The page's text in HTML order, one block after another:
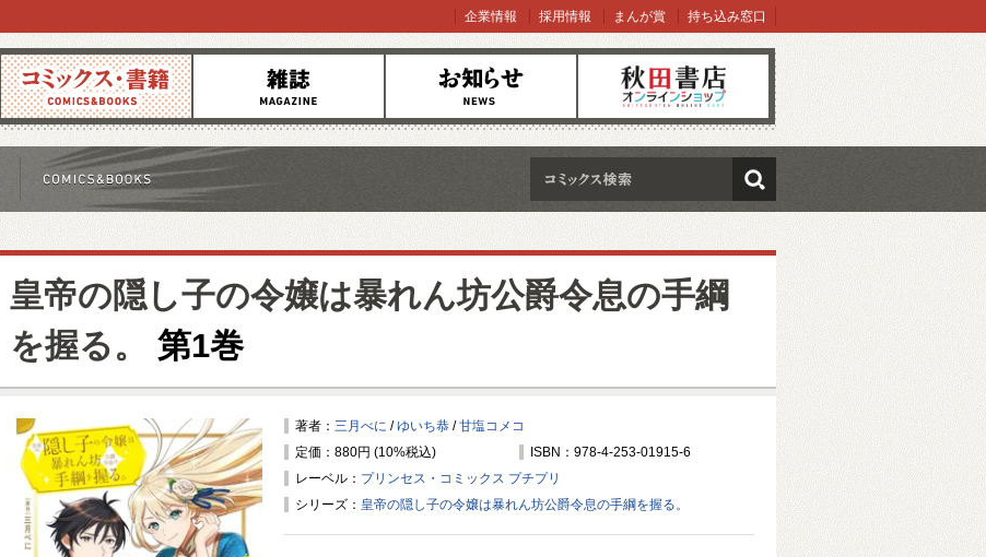
コミックス 雑誌 お知らせ オンラインショップ
企業情報 採用情報 まんが賞 持ち込み窓口
検索
皇帝の隠し子の令嬢は暴れん坊公爵令息の手綱
を握る。
第1巻
著者： 三月べに /ゆいち恭 /甘塩コメコ
定価：880円 (10%税込)
ISBN：978-4-253-01915-6
レーベル： プリンセス・コミックス プチプリ
シリーズ： 皇帝の隠し子の令嬢は暴れん坊公爵令息の手綱を握る。